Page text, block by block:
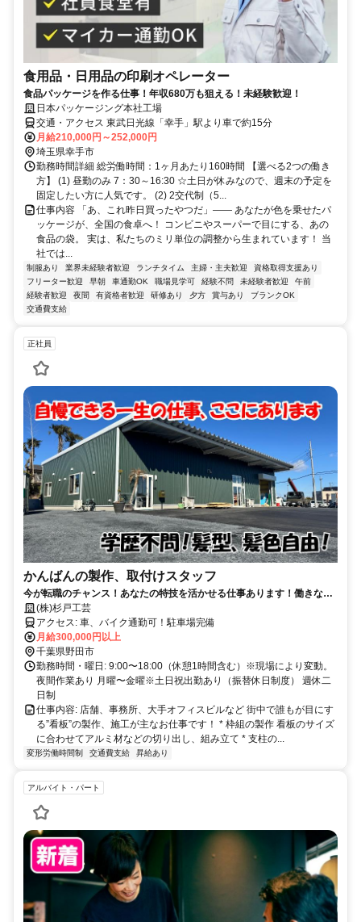
食用品・日用品の印刷オペレーター
食品パッケージを作る仕事！年収680万も狙える！未経験歓迎！
日本パッケージング本社工場
交通・アクセス 東武日光線「幸手」駅より車で約15分
月給210,000円～252,000円
埼玉県幸手市
勤務時間詳細 総労働時間：1ヶ月あたり160時間 【選べる2つの働き
方】 (1) 昼勤のみ 7：30～16:30 ☆土日が休みなので、週末の予定を
固定したい方に人気です。 (2) 2交代制（5...
仕事内容 「あ、これ昨日買ったやつだ」―― あなたが色を乗せたパ
ッケージが、全国の食卓へ！ コンビニやスーパーで目にする、あの
食品の袋。 実は、私たちのミリ単位の調整から生まれています！ 当
社では...
制服あり 業界未経験者歓迎 ランチタイム 主婦・主夫歓迎
資格取得支援あり
フリーター歓迎
早朝 車通勤OK 職場見学可 経験不問 未経験者歓迎
午前
経験者歓迎
夜間 有資格者歓迎 研修あり 夕方 賞与あり
ブランクOK
交通費支給
正社員
かんばんの製作、取付けスタッフ
今が転職のチャンス！あなたの特技を活かせる仕事あります！働きなが
ら一生モノのスキルをゲット！資格手当多数有り◎
(株)杉戸工芸
アクセス: 車、バイク通勤可！駐車場完備
月給300,000円以上
千葉県野田市
勤務時間・曜日: 9:00〜18:00（休憩1時間含む）※現場により変動。
夜間作業あり 月曜〜金曜※土日祝出勤あり（振替休日制度） 週休二
日制
仕事内容: 店舗、事務所、大手オフィスビルなど 街中で誰もが目にす
る”看板”の製作、施工が主なお仕事です！ * 枠組の製作 看板のサイズ
に合わせてアルミ材などの切り出し、組み立て * 支柱の...
変形労働時間制 交通費支給 昇給あり
アルバイト・パート